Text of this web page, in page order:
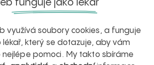
4
První gynekologie
Dobry den,chci se zeptat je mi 15 a
před par dny jsem...
funguje jako lékař
využívá soubory cookies, a funguje
lékař, který se dotazuje, aby vám
nejlépe pomoci. My takto sbíráme